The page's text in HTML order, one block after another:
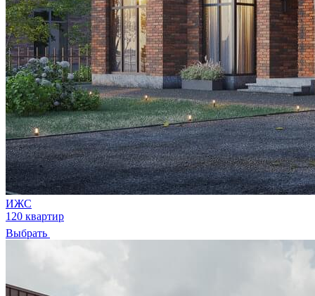
ИЖС
120 квартир
Выбрать